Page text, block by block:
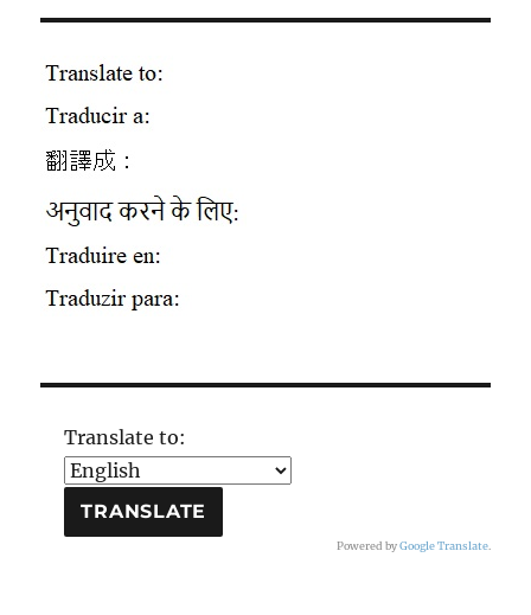
Translate to:
Powered byGoogle Translate.